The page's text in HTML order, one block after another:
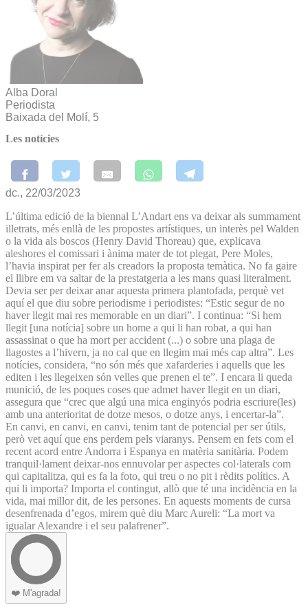
Alba Doral
Periodista
Baixada del Molí, 5
Les notícies
dc., 22/03/2023
L’última edició de la biennal L’Andart ens va deixar als summament
illetrats, més enllà de les propostes artístiques, un interès pel Walden
o la vida als boscos (Henry David Thoreau) que, explicava
aleshores el comissari i ànima mater de tot plegat, Pere Moles,
l’havia inspirat per fer als creadors la proposta temàtica. No fa gaire
el llibre em va saltar de la prestatgeria a les mans quasi literalment.
Devia ser per deixar anar aquesta primera plantofada, perquè vet
aquí el que diu sobre periodisme i periodistes: “Estic segur de no
haver llegit mai res memorable en un diari”. I continua: “Si hem
llegit [una notícia] sobre un home a qui li han robat, a qui han
assassinat o que ha mort per accident (...) o sobre una plaga de
llagostes a l’hivern, ja no cal que en llegim mai més cap altra”. Les
notícies, considera, “no són més que xafarderies i aquells que les
editen i les llegeixen són velles que prenen el te”. I encara li queda
munició, de les poques coses que admet haver llegit en un diari,
assegura que “crec que algú una mica enginyós podria escriure(les)
amb una anterioritat de dotze mesos, o dotze anys, i encertar-la”.
En canvi, en canvi, en canvi, tenim tant de potencial per ser útils,
però vet aquí que ens perdem pels viaranys. Pensem en fets com el
recent acord entre Andorra i Espanya en matèria sanitària. Podem
tranquil·lament deixar-nos ennuvolar per aspectes col·laterals com
qui capitalitza, qui es fa la foto, qui treu o no pit i rèdits polítics. A
qui li importa? Importa el contingut, allò que té una incidència en la
vida, mai millor dit, de les persones. En aquests moments de cursa
desenfrenada d’egos, mirem què diu Marc Aureli: “La mort va
igualar Alexandre i el seu palafrener”.
❤️ M'agrada!